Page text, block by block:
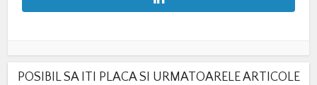
POSIBIL SA ITI PLACA SI URMATOARELE ARTICOLE